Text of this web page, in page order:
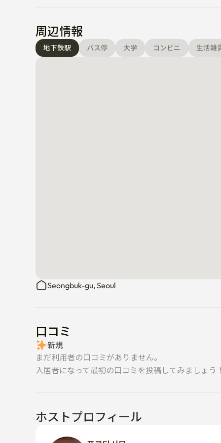
周辺情報
地下鉄駅 バス停 大学 コンビニ 生活雑
Seongbuk-gu, Seoul
口コミ
新規
まだ利用者の口コミがありません。
入居者になって最初の口コミを投稿してみましょう
ホストプロフィール